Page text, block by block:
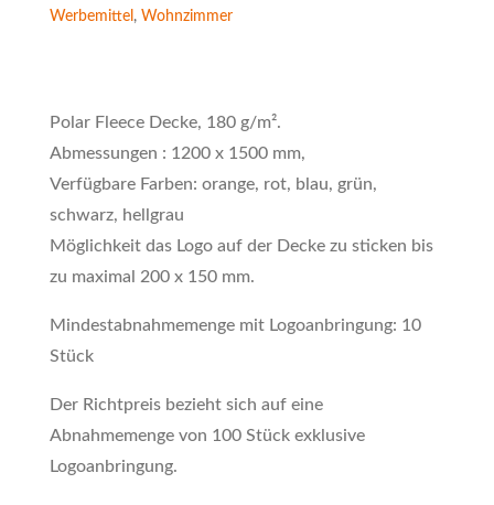
Werbemittel , Wohnzimmer
Polar Fleece Decke, 180 g/m².
Abmessungen : 1200 x 1500 mm,
Verfügbare Farben: orange, rot, blau, grün,
schwarz, hellgrau
Möglichkeit das Logo auf der Decke zu sticken bis
zu maximal 200 x 150 mm.
Mindestabnahmemenge mit Logoanbringung: 10
Stück
Der Richtpreis bezieht sich auf eine
Abnahmemenge von 100 Stück exklusive
Logoanbringung.